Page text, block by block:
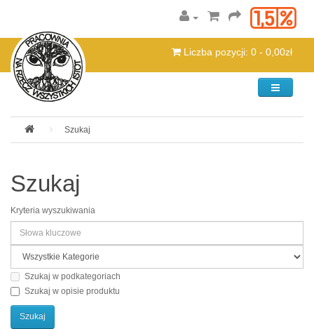
Liczba pozycji: 0 - 0,00zł
Kategorie
Szukaj
Szukaj
Kryteria wyszukiwania
Szukaj w podkategoriach
Szukaj w opisie produktu